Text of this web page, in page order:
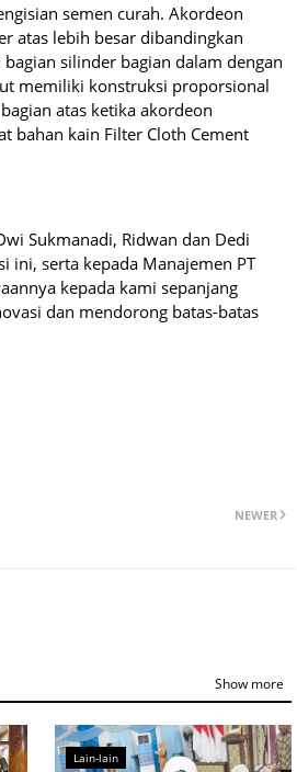
semen curah. Akordeon
atas lebih besar dibandingkan
silinder bagian dalam dengan
memiliki konstruksi proporsional
atas ketika akordeon
bahan kain Filter Cloth Cement
Sukmanadi, Ridwan dan Dedi
ini, serta kepada Manajemen PT
kepada kami sepanjang
dan mendorong batas-batas
NEWER
Show more
Lain-lain